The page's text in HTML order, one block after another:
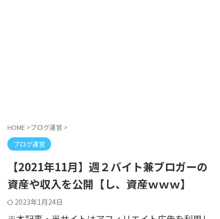
HOME >ブログ運営 >
ブログ運営
【2021年11月】週２バイト兼ブロガーの
資産や収入を公開【し、資産ｗｗｗ】
2023年1月24日